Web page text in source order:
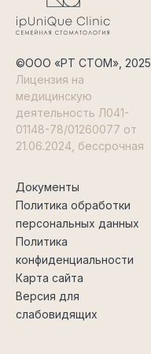
©ООО «РТ СТОМ», 2025
Лицензия на
медицинскую
деятельность Л041-
01148-78/01260077 от
21.06.2024, бессрочная
Документы
Политика обработки
персональных данных
Политика
конфиденциальности
Карта сайта
Версия для
слабовидящих